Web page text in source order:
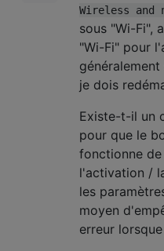
Wireless and
sous "Wi-Fi",
"Wi-Fi" pour
je dois
Existe-t-il un
pour que le
fonctionne de
l'activation /
les
moyen
erreur